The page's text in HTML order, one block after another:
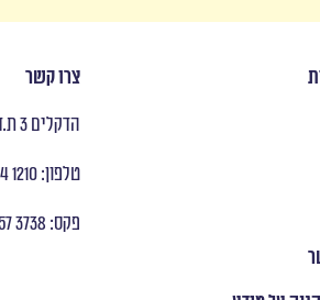
צרו קשר
הדקלים 3 ת.ד 8053 ראש העין
טלפון: ‭ +972 9 954 1210
פקס: ‭ +972 9 957 3738